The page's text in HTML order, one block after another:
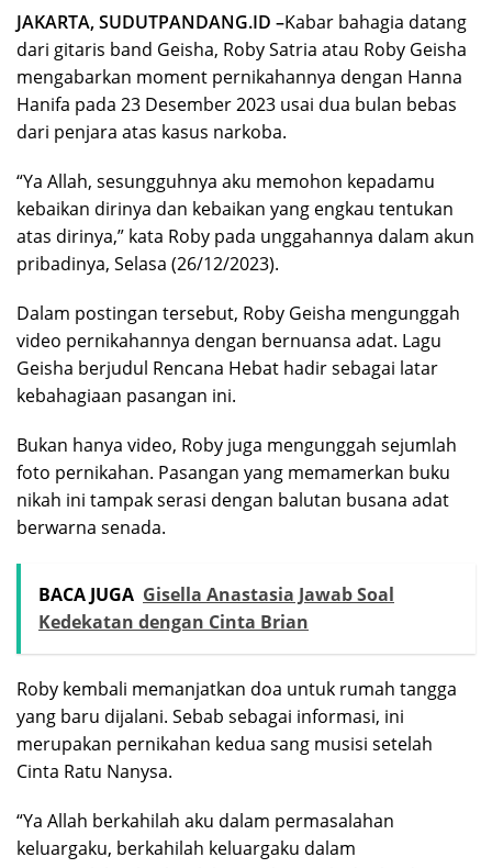
JAKARTA, SUDUTPANDANG.ID –Kabar bahagia datang
dari gitaris band Geisha, Roby Satria atau Roby Geisha
mengabarkan moment pernikahannya dengan Hanna
Hanifa pada 23 Desember 2023 usai dua bulan bebas
dari penjara atas kasus narkoba.
“Ya Allah, sesungguhnya aku memohon kepadamu
kebaikan dirinya dan kebaikan yang engkau tentukan
atas dirinya,” kata Roby pada unggahannya dalam akun
pribadinya, Selasa (26/12/2023).
Dalam postingan tersebut, Roby Geisha mengunggah
video pernikahannya dengan bernuansa adat. Lagu
Geisha berjudul Rencana Hebat hadir sebagai latar
kebahagiaan pasangan ini.
Bukan hanya video, Roby juga mengunggah sejumlah
foto pernikahan. Pasangan yang memamerkan buku
nikah ini tampak serasi dengan balutan busana adat
berwarna senada.
BACA JUGA Gisella Anastasia Jawab Soal
Kedekatan dengan Cinta Brian
Roby kembali memanjatkan doa untuk rumah tangga
yang baru dijalani. Sebab sebagai informasi, ini
merupakan pernikahan kedua sang musisi setelah
Cinta Ratu Nanysa.
“Ya Allah berkahilah aku dalam permasalahan
keluargaku, berkahilah keluargaku dalam